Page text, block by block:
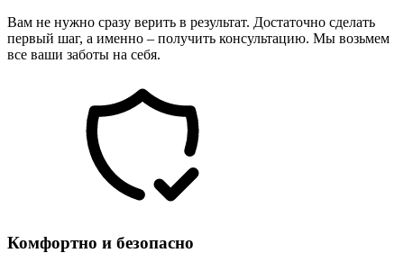
Вам не нужно сразу верить в результат. Достаточно сделать
первый шаг, а именно – получить консультацию. Мы возьмем
все ваши заботы на себя.
Комфортно и безопасно